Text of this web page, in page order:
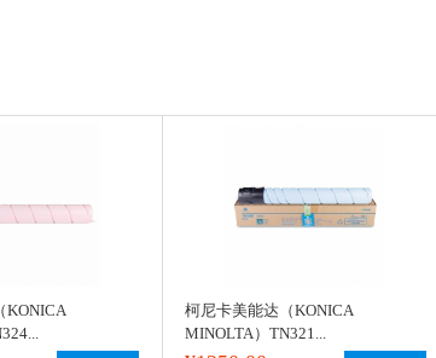
KONICA
柯尼卡美能达（KONICA
MINOLTA）TN321...